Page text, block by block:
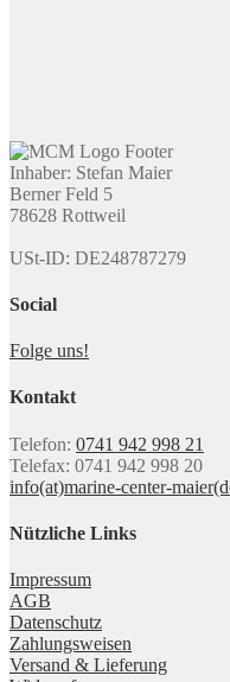
Inhaber: Stefan Maier
Berner Feld 5
78628 Rottweil
USt-ID: DE248787279
Social
Folge uns!
Kontakt
Telefon: 0741 942 998 21
Telefax: 0741 942 998 20
info(at)marine-center-
Nützliche Links
Impressum
AGB
Datenschutz
Zahlungsweisen
Versand & Lieferung